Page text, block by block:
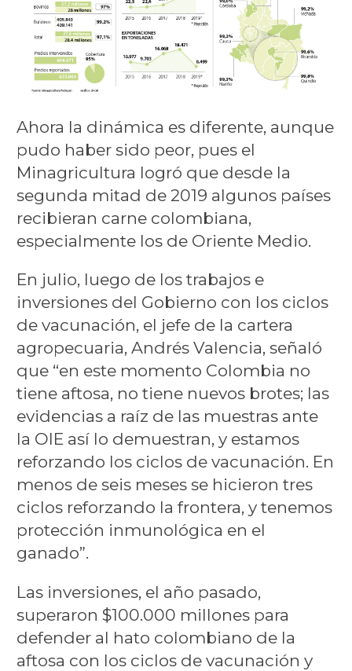
Ahora la dinámica es diferente, aunque
pudo haber sido peor, pues el
Minagricultura logró que desde la
segunda mitad de 2019 algunos países
recibieran carne colombiana,
especialmente los de Oriente Medio.
En julio, luego de los trabajos e
inversiones del Gobierno con los ciclos
de vacunación, el jefe de la cartera
agropecuaria, Andrés Valencia, señaló
que “en este momento Colombia no
tiene aftosa, no tiene nuevos brotes; las
evidencias a raíz de las muestras ante
la OIE así lo demuestran, y estamos
reforzando los ciclos de vacunación. En
menos de seis meses se hicieron tres
ciclos reforzando la frontera, y tenemos
protección inmunológica en el
ganado”.
Las inversiones, el año pasado,
superaron $100.000 millones para
defender al hato colombiano de la
aftosa con los ciclos de vacunación y